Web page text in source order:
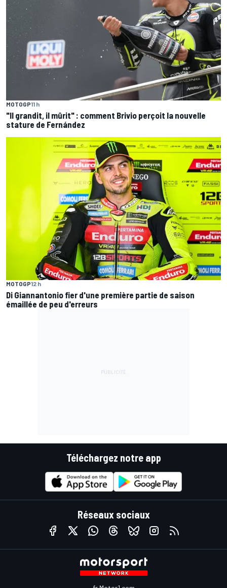
MOTOGP11 h
"Il grandit, il mûrit" : comment Brivio perçoit la nouvelle
stature de Fernández
MOTOGP12 h
Di Giannantonio fier d'une première partie de saison
émaillée de peu d'erreurs
Téléchargez notre app
Réseaux sociaux